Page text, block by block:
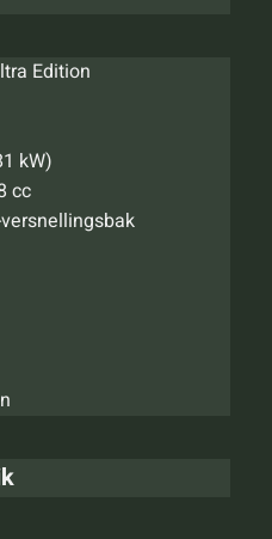
Edition
kW)
cc